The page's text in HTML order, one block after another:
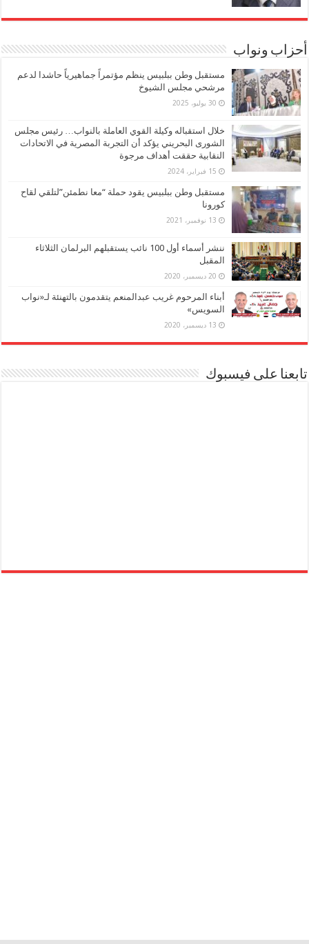
أحزاب ونواب
مستقبل وطن ببلبيس ينظم مؤتمراً جماهيرياً حاشدا لدعم
مرشحي مجلس الشيوخ
30 يوليو، 2025
خلال استقباله وكيلة القوي العاملة بالنواب… رئيس مجلس
الشورى البحريني يؤكد أن التجربة المصرية في الاتحادات
النقابية حققت أهداف مرجوة
15 فبراير، 2024
مستقبل وطن ببلبيس يقود حملة “معا نطمئن”لتلقي لقاح
كورونا
13 نوفمبر، 2021
ننشر أسماء أول 100 نائب يستقبلهم البرلمان الثلاثاء
المقبل
20 ديسمبر، 2020
أبناء المرحوم غريب عبدالمنعم يتقدمون بالتهنئة لـ«نواب
السويس»
13 ديسمبر، 2020
تابعنا على فيسبوك